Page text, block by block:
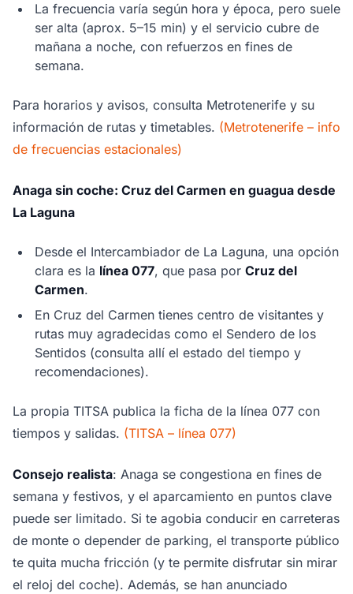
La frecuencia varía según hora y época, pero suele
ser alta (aprox. 5–15 min) y el servicio cubre de
mañana a noche, con refuerzos en fines de
semana.
Para horarios y avisos, consulta Metrotenerife y su
información de rutas y timetables. (Metrotenerife – info
de frecuencias estacionales)
Anaga sin coche: Cruz del Carmen en guagua desde
La Laguna
Desde el Intercambiador de La Laguna, una opción
clara es la línea 077, que pasa por Cruz del
Carmen.
En Cruz del Carmen tienes centro de visitantes y
rutas muy agradecidas como el Sendero de los
Sentidos (consulta allí el estado del tiempo y
recomendaciones).
La propia TITSA publica la ficha de la línea 077 con
tiempos y salidas. (TITSA – línea 077)
Consejo realista: Anaga se congestiona en fines de
semana y festivos, y el aparcamiento en puntos clave
puede ser limitado. Si te agobia conducir en carreteras
de monte o depender de parking, el transporte público
te quita mucha fricción (y te permite disfrutar sin mirar
el reloj del coche). Además, se han anunciado